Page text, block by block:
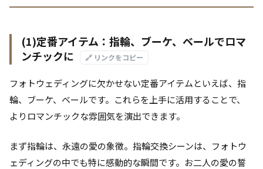
(1)定番アイテム：指輪、ブーケ、ベールでロマ
ンチックに
🔗 リンクをコピー
フォトウェディングに欠かせない定番アイテムといえば、指
輪、ブーケ、ベールです。これらを上手に活用することで、
よりロマンチックな雰囲気を演出できます。
まず指輪は、永遠の愛の象徴。指輪交換シーンは、フォトウ
ェディングの中でも特に感動的な瞬間です。お二人の愛の誓